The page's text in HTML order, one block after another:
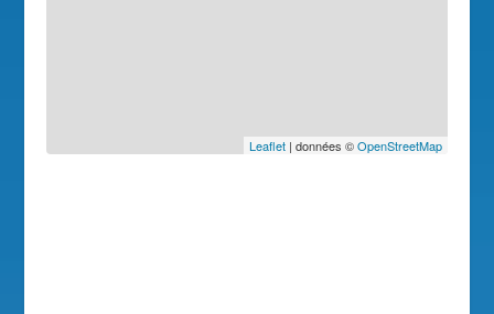
Leaflet| données ©OpenStreetMap